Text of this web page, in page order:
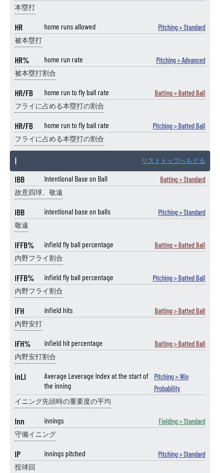
本塁打
HR home runs allowed Pitching > Standard
被本塁打
HR% home run rate Pitching > Advanced
被本塁打割合
HR/FB home run to fly ball rate Batting > Batted Ball
フライに占める本塁打の割合
HR/FB home run to fly ball rate Pitching > Batted Ball
フライに占める本塁打の割合
I リストトップへもどる
IBB Intentional Base on Ball Batting > Standard
故意四球、敬遠
IBB intentional base on balls Pitching > Standard
敬遠
IFFB% infield fly ball percentage Batting > Batted Ball
内野フライ割合
IFFB% infield fly ball percentage Pitching > Batted Ball
内野フライ割合
IFH infield hits Batting > Batted Ball
内野安打
IFH% infield hit percentage Batting > Batted Ball
内野安打割合
inLI
Average Leverage Index at the start of
the inning
Pitching > Win
Probability
イニング先頭時の重要度の平均
Inn innings Fielding > Standard
守備イニング
IP innings pitched Pitching > Standard
投球回